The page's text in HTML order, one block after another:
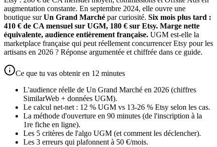
augmentation constante. En septembre 2024, elle ouvre une
boutique surUn Grand Marché par curiosité. Six mois plus tard :
410 € de CA mensuel sur UGM, 180 € sur Etsy. Marge nette
équivalente, audience entièrement française. UGM est-elle la
marketplace française qui peut réellement concurrencer Etsy pour les
artisans en 2026 ? Réponse argumentée et chiffrée dans ce guide.
Ce que tu vas obtenir en 12 minutes
L'audience réelle de Un Grand Marché en 2026 (chiffres
SimilarWeb + données UGM).
Le calcul net-net : 12 % UGM vs 13-26 % Etsy selon les cas.
La méthode d'ouverture en 90 minutes (de l'inscription à la
1re fiche en ligne).
Les 5 critères de l'algo UGM (et comment les déclencher).
Les 3 erreurs qui plafonnent à 50 €/mois.